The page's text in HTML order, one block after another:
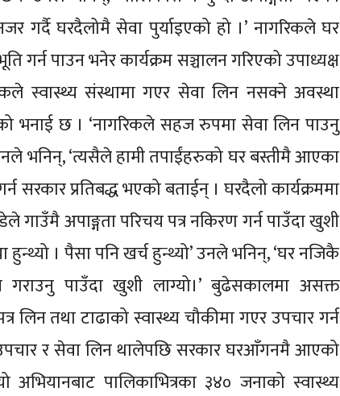
गर्दै घरदैलोमै सेवा पुर्याइएको हो ।’ नागरिकले घर
पाउन भनेर कार्यक्रम सञ्चालन गरिएको उपाध्यक्ष
स्वास्थ्य संस्थामा गएर सेवा लिन नसक्ने अवस्था
भनाई छ । ‘नागरिकले सहज रुपमा सेवा लिन पाउनु
भनिन्, ‘त्यसैले हामी तपाईंहरुको घर बस्तीमै आएका
सरकार प्रतिबद्ध भएको बताईन् । घरदैलो कार्यक्रममा
गाउँमै अपाङ्गता परिचय पत्र नकिरण गर्न पाउँदा खुशी
। पैसा पनि खर्च हुन्थ्यो’ उनले भनिन्, ‘घर नजिकै
पाउँदा खुशी लाग्यो।’ बुढेसकालमा असक्त
लिन तथा टाढाको स्वास्थ्य चौकीमा गएर उपचार गर्न
र सेवा लिन थालेपछि सरकार घरआँगनमै आएको
पालिकाभित्रका ३४० जनाको स्वास्थ्य